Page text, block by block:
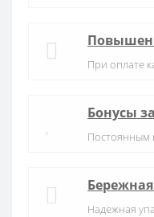
При оплате
Бонусы
Постоянным
Надежная